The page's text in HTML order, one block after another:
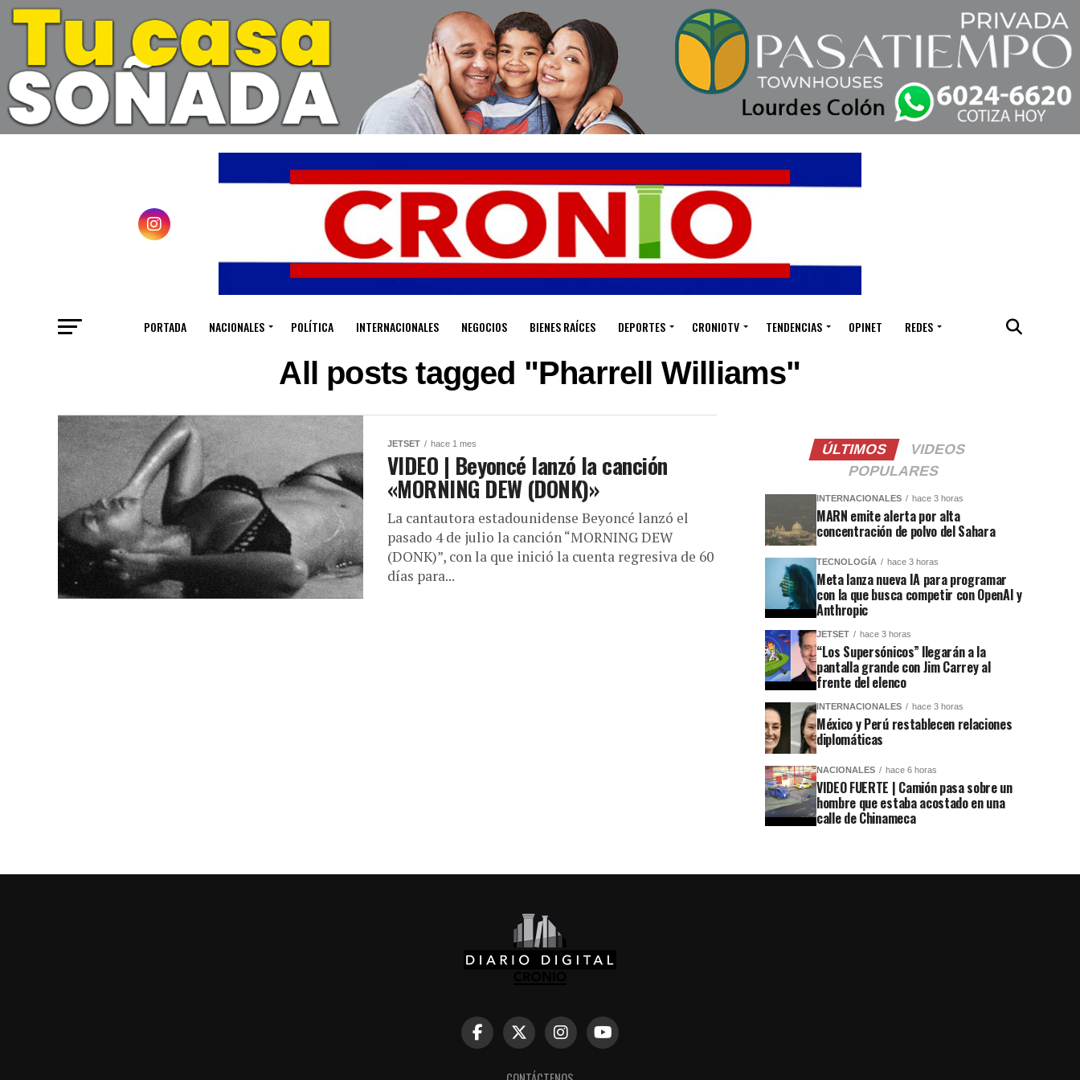
PORTADA NACIONALES POLÍTICA INTERNACIONALES NEGOCIOS BIENES RAÍCES DEPORTES CRONIOTV TENDENCIAS OPINET REDES
All posts tagged "Pharrell Williams"
JETSET hace 1 mes
VIDEO | Beyoncé lanzó la canción
«MORNING DEW (DONK)»
La cantautora estadounidense Beyoncé lanzó el
pasado 4 de julio la canción “MORNING DEW
(DONK)”, con la que inició la cuenta regresiva de 60
días para...
ÚLTIMOS
VIDEOS
POPULARES
INTERNACIONALES hace 3 horas
MARN emite alerta por alta
concentración de polvo del Sahara
TECNOLOGÍA hace 3 horas
Meta lanza nueva IA para programar
con la que busca competir con OpenAI y
Anthropic
JETSET hace 3 horas
“Los Supersónicos” llegarán a la
pantalla grande con Jim Carrey al
frente del elenco
INTERNACIONALES hace 3 horas
México y Perú restablecen relaciones
diplomáticas
NACIONALES hace 6 horas
VIDEO FUERTE | Camión pasa sobre un
hombre que estaba acostado en una
calle de Chinameca